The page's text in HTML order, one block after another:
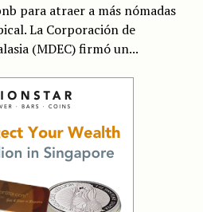
para atraer a más nómadas
La Corporación de
(MDEC) firmó un...